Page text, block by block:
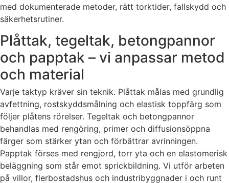
med dokumenterade metoder, rätt torktider, fallskydd och
säkerhetsrutiner.
Plåttak, tegeltak, betongpannor
och papptak – vi anpassar metod
och material
Varje taktyp kräver sin teknik. Plåttak målas med grundlig
avfettning, rostskyddsmålning och elastisk toppfärg som
följer plåtens rörelser. Tegeltak och betongpannor
behandlas med rengöring, primer och diffusionsöppna
färger som stärker ytan och förbättrar avrinningen.
Papptak förses med rengjord, torr yta och en elastomerisk
beläggning som står emot sprickbildning. Vi utför arbeten
på villor, flerbostadshus och industribyggnader i och runt